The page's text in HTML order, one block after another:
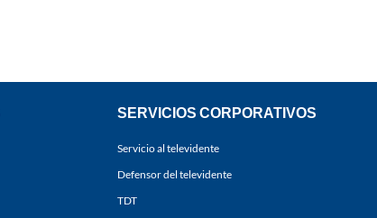
SERVICIOS CORPORATIVOS
Servicio al televidente
Defensor del televidente
TDT